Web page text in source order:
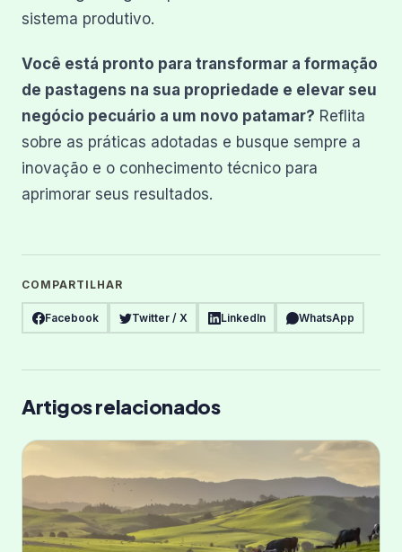
sistema produtivo.
Você está pronto para transformar a formação
de pastagens na sua propriedade e elevar seu
negócio pecuário a um novo patamar? Reflita
sobre as práticas adotadas e busque sempre a
inovação e o conhecimento técnico para
aprimorar seus resultados.
COMPARTILHAR
Facebook Twitter / X LinkedIn WhatsApp
Artigos relacionados